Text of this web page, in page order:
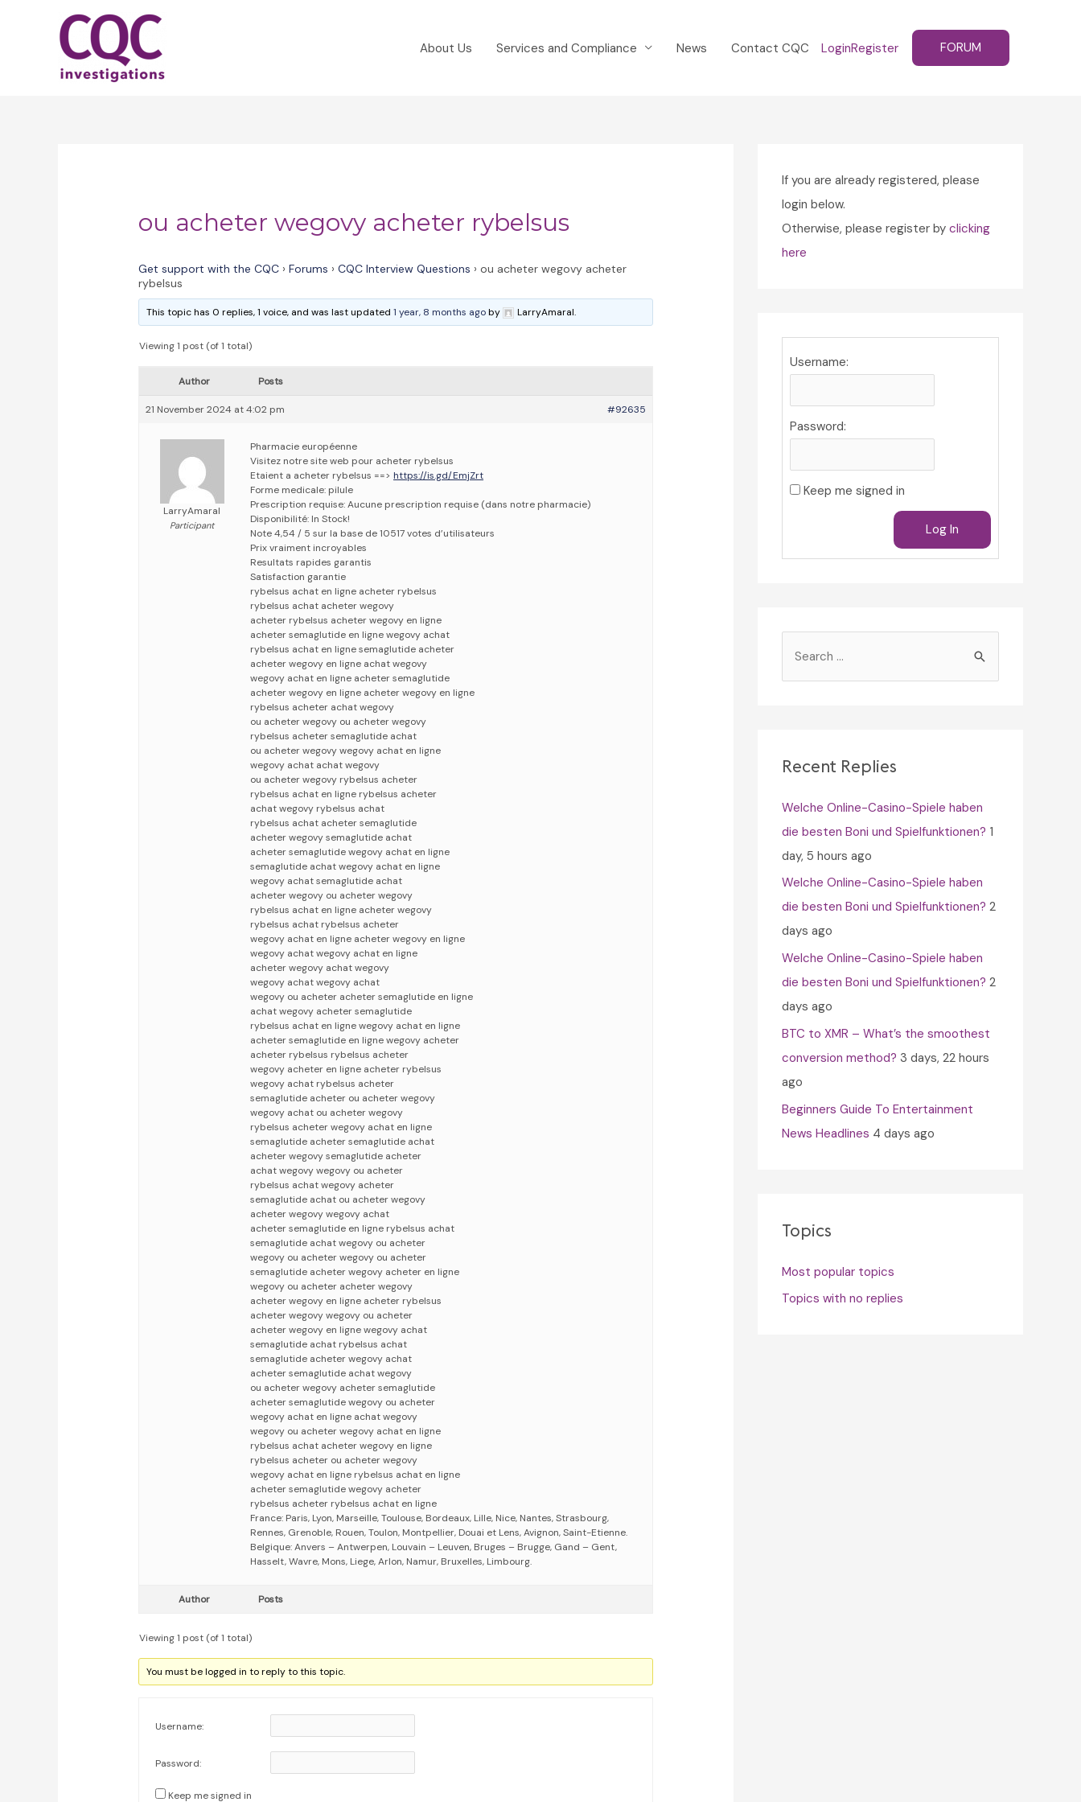
About Us Services and Compliance News Contact CQC LoginRegister FORUM
ou acheter wegovy acheter rybelsus
Get support with the CQC › Forums › CQC Interview Questions › ou acheter wegovy acheter
rybelsus
This topic has 0 replies, 1 voice, and was last updated1 year, 8 months agoby LarryAmaral.
Viewing 1 post (of 1 total)
Author Posts
21 November 2024 at 4:02 pm #92635
LarryAmaral
Participant
Pharmacie européenne
Visitez notre site web pour acheter rybelsus
Etaient a acheter rybelsus ==>https://is.gd/EmjZrt
Forme medicale: pilule
Prescription requise: Aucune prescription requise (dans notre pharmacie)
Disponibilité: In Stock!
Note 4,54 / 5 sur la base de 10517 votes d’utilisateurs
Prix vraiment incroyables
Resultats rapides garantis
Satisfaction garantie
rybelsus achat en ligne acheter rybelsus
rybelsus achat acheter wegovy
acheter rybelsus acheter wegovy en ligne
acheter semaglutide en ligne wegovy achat
rybelsus achat en ligne semaglutide acheter
acheter wegovy en ligne achat wegovy
wegovy achat en ligne acheter semaglutide
acheter wegovy en ligne acheter wegovy en ligne
rybelsus acheter achat wegovy
ou acheter wegovy ou acheter wegovy
rybelsus acheter semaglutide achat
ou acheter wegovy wegovy achat en ligne
wegovy achat achat wegovy
ou acheter wegovy rybelsus acheter
rybelsus achat en ligne rybelsus acheter
achat wegovy rybelsus achat
rybelsus achat acheter semaglutide
acheter wegovy semaglutide achat
acheter semaglutide wegovy achat en ligne
semaglutide achat wegovy achat en ligne
wegovy achat semaglutide achat
acheter wegovy ou acheter wegovy
rybelsus achat en ligne acheter wegovy
rybelsus achat rybelsus acheter
wegovy achat en ligne acheter wegovy en ligne
wegovy achat wegovy achat en ligne
acheter wegovy achat wegovy
wegovy achat wegovy achat
wegovy ou acheter acheter semaglutide en ligne
achat wegovy acheter semaglutide
rybelsus achat en ligne wegovy achat en ligne
acheter semaglutide en ligne wegovy acheter
acheter rybelsus rybelsus acheter
wegovy acheter en ligne acheter rybelsus
wegovy achat rybelsus acheter
semaglutide acheter ou acheter wegovy
wegovy achat ou acheter wegovy
rybelsus acheter wegovy achat en ligne
semaglutide acheter semaglutide achat
acheter wegovy semaglutide acheter
achat wegovy wegovy ou acheter
rybelsus achat wegovy acheter
semaglutide achat ou acheter wegovy
acheter wegovy wegovy achat
acheter semaglutide en ligne rybelsus achat
semaglutide achat wegovy ou acheter
wegovy ou acheter wegovy ou acheter
semaglutide acheter wegovy acheter en ligne
wegovy ou acheter acheter wegovy
acheter wegovy en ligne acheter rybelsus
acheter wegovy wegovy ou acheter
acheter wegovy en ligne wegovy achat
semaglutide achat rybelsus achat
semaglutide acheter wegovy achat
acheter semaglutide achat wegovy
ou acheter wegovy acheter semaglutide
acheter semaglutide wegovy ou acheter
wegovy achat en ligne achat wegovy
wegovy ou acheter wegovy achat en ligne
rybelsus achat acheter wegovy en ligne
rybelsus acheter ou acheter wegovy
wegovy achat en ligne rybelsus achat en ligne
acheter semaglutide wegovy acheter
rybelsus acheter rybelsus achat en ligne
France: Paris, Lyon, Marseille, Toulouse, Bordeaux, Lille, Nice, Nantes, Strasbourg,
Rennes, Grenoble, Rouen, Toulon, Montpellier, Douai et Lens, Avignon, Saint-Etienne.
Belgique: Anvers – Antwerpen, Louvain – Leuven, Bruges – Brugge, Gand – Gent,
Hasselt, Wavre, Mons, Liege, Arlon, Namur, Bruxelles, Limbourg.
Author Posts
Viewing 1 post (of 1 total)
You must be logged in to reply to this topic.
Username:
Password:
Keep me signed in
If you are already registered, please
login below.
Otherwise, please register by clicking
here
Username:
Password:
Keep me signed in
Log In
h
o
r
:
Recent Replies
Welche Online-Casino-Spiele haben
die besten Boni und Spielfunktionen? 1
day, 5 hours ago
Welche Online-Casino-Spiele haben
die besten Boni und Spielfunktionen? 2
days ago
Welche Online-Casino-Spiele haben
die besten Boni und Spielfunktionen? 2
days ago
BTC to XMR – What’s the smoothest
conversion method? 3 days, 22 hours
ago
Beginners Guide To Entertainment
News Headlines 4 days ago
Topics
Most popular topics
Topics with no replies